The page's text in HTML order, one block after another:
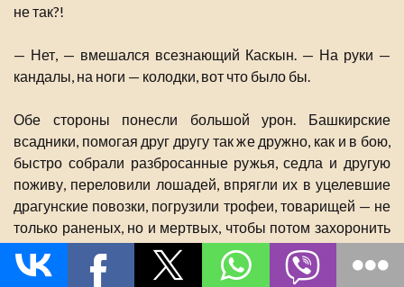
не так?!
— Нет, — вмешался всезнающий Каскын. — На руки —
кандалы, на ноги — колодки, вот что было бы.
Обе стороны понесли большой урон. Башкирские
всадники, помогая друг другу так же дружно, как и в бою,
быстро собрали разбросанные ружья, седла и другую
поживу, переловили лошадей, впрягли их в уцелевшие
драгунские повозки, погрузили трофеи, товарищей — не
только раненых, но и мертвых, чтобы потом захоронить
по обряду, и, не мешкая, умчались прочь.